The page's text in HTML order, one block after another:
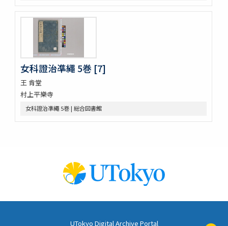
外臺祕要藥品攷
景岳新方砭 4巻
景岳全書 64巻
脚氣症原論
虎列剌病論
攷正古方權量説 1巻附言1巻
梧右雜記
張景岳腫脹全書
菩鳴喥英袖珍方叢 初編2巻
雜疫纂要
十四經發揮 3巻
十四經發揮 3巻
十四經發揮 3巻
女科證治凖繩 5巻 [7]
王 肯堂
村上平樂寺
女科證治凖繩 5巻 | 総合図書館
UTokyo Digital Archive Portal